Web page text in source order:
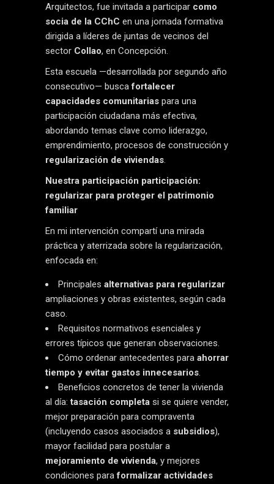
Arquitectos, fue invitada a participar como
socia de la CChC en una jornada formativa
dirigida a líderes de juntas de vecinos del
sector Collao, en Concepción.
Esta escuela —desarrollada por segundo año
consecutivo— buscafortalecer
capacidades comunitarias para una
participación ciudadana más efectiva,
abordando temas clave como liderazgo,
emprendimiento, procesos de construcción y
regularización de viviendas.
Nuestra participación participación:
regularizar para proteger el patrimonio
familiar
En mi intervención compartí una mirada
práctica y aterrizada sobre la regularización,
enfocada en:
Principales alternativas para regularizar
ampliaciones y obras existentes, según cada
caso.
Requisitos normativos esenciales y
errores típicos que generan observaciones.
Cómo ordenar antecedentes para ahorrar
tiempo y evitar gastos innecesarios.
Beneficios concretos de tener la vivienda
al día:tasación completa si se quiere vender,
mejor preparación para compraventa
(incluyendo casos asociados a subsidios),
mayor facilidad para postular a
mejoramiento de vivienda, y mejores
condiciones paraformalizar actividades